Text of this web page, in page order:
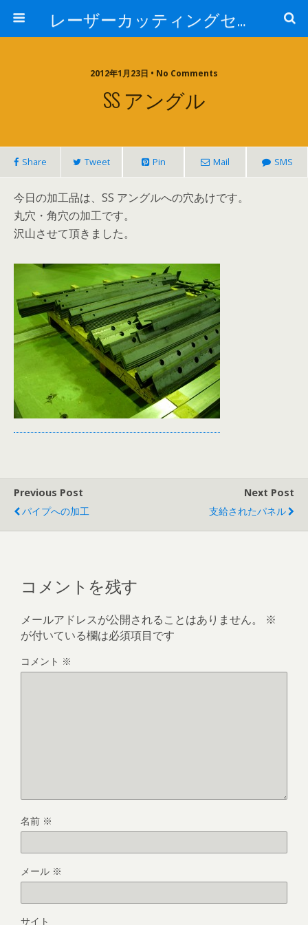
レーザーカッティングセンター 株式会社 中本鉄工所
2012年1月23日 • No Comments
SS アングル
Share Tweet Pin Mail SMS
今日の加工品は、SS アングルへの穴あけです。
丸穴・角穴の加工です。
沢山させて頂きました。
Previous Post
パイプへの加工
Next Post
支給されたパネル
コメントを残す
メールアドレスが公開されることはありません。
※
が付いている欄は必須項目です
コメント ※
名前 ※
メール ※
サイト